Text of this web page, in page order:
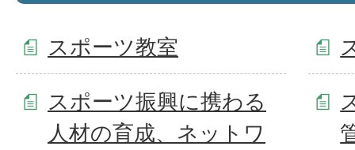
スポーツ教室
スポーツ振興に携わる
人材の育成、ネットワ